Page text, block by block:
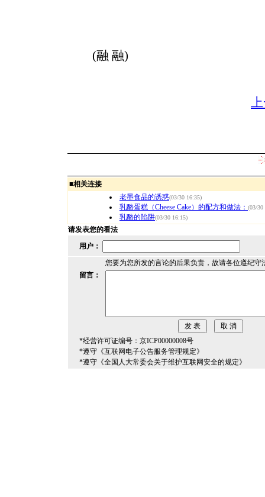
(融 融)
■相关连接
老墨食品的诱惑(03/30 16:35)
乳酪蛋糕（Cheese Cake）的配方和做法： (03/30
乳酪的陷阱(03/30 16:15)
请发表您的看法
用户：
您要为您所发的言论的后果负责，故请各位遵纪守
留言：
*经营许可证编号：京ICP00000008号
*遵守《互联网电子公告服务管理规定》
*遵守《全国人大常委会关于维护互联网安全的规定》